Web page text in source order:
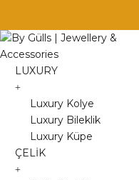
Skip
to
content
LUXURY
Luxury Kolye
Luxury Bileklik
Luxury Küpe
ÇELİK